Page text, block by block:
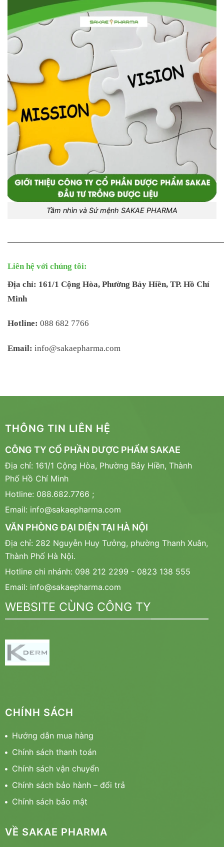
Tầm nhìn và Sứ mệnh SAKAE PHARMA
Liên hệ với chúng tôi:
Địa chỉ: 161/1 Cộng Hòa, Phường Bảy Hiền, TP. Hồ Chí
Minh
Hotline: 088 682 7766
Email: info@sakaepharma.com
THÔNG TIN LIÊN HỆ
CÔNG TY CỔ PHẦN DƯỢC PHẨM SAKAE
Địa chỉ: 161/1 Cộng Hòa, Phường Bảy Hiền, Thành
Phố Hồ Chí Minh
Hotline: 088.682.7766 ;
Email: info@sakaepharma.com
VĂN PHÒNG ĐẠI DIỆN TẠI HÀ NỘI
Địa chỉ: 282 Nguyễn Huy Tưởng, phường Thanh Xuân,
Thành Phố Hà Nội.
Hotline chi nhánh: 098 212 2299 - 0823 138 555
Email: info@sakaepharma.com
WEBSITE CÙNG CÔNG TY
CHÍNH SÁCH
Hướng dẫn mua hàng
Chính sách thanh toán
Chính sách vận chuyển
Chính sách bảo hành – đổi trả
Chính sách bảo mật
VỀ SAKAE PHARMA